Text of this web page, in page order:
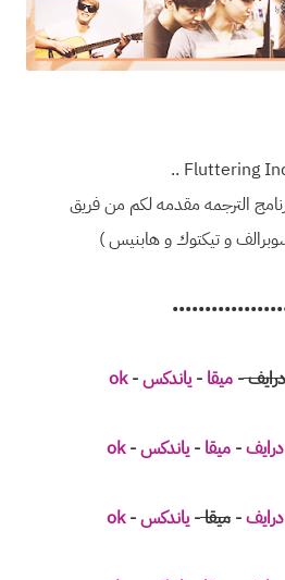
الترجمه مقدمه لكم من فريق
و تيكتوك و هابنيس )
درايف-ميقا-ياندكس-
ok
درايف- ميقا -ياندكس-
ok
درايف- ميقا-ياندكس-
ok